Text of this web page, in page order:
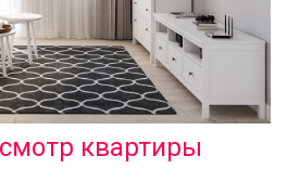
квартиры